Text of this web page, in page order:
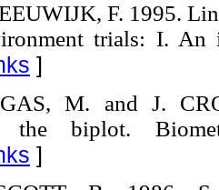
F. 1995.
trials: I. An
]
M. and J.
the biplot.
]